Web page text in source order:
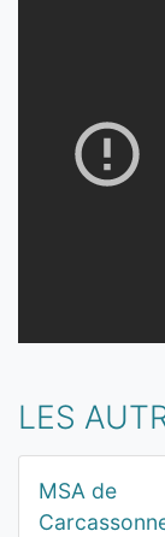
LES
MSA de